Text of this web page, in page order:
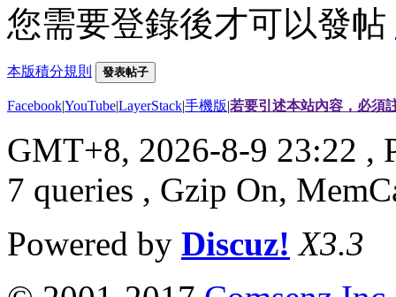
您需要登錄後才可以發帖
本版積分規則 發表帖子
Facebook|YouTube|LayerStack|手機版|若要引述本站內容，必須
GMT+8, 2026-8-9 23:22 ,
7 queries , Gzip On,
Powered by Discuz! X3.3